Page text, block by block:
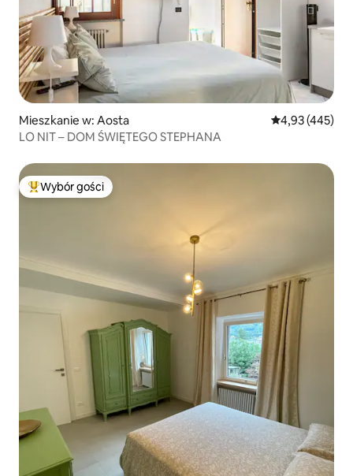
Mieszkanie w: Aosta Średnia
4,93 (445)
LO NIT – DOM ŚWIĘTEGO STEPHANA
Najpopularniejsze z kategorii Wybór gości
Wybór gości